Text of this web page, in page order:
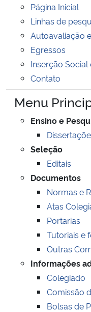
Ministério da Educação
Ministério da Cidadania
Ministério da Saúde
Ministério de Minas e Energia
Ministério da Ciência,
Ministério do Meio Ambiente
Ministério do Turismo
Ministério da Mulher, da
Secretaria-Geral
Página Inicial
Linhas de
Autoavaliação
Egressos
Inserção
Contato
Menu
Ensino e
Seleção
Editais
Documentos
Normas e
Atas
Portarias
Tutoriais e
Outras
Informações
Colegiado
Comissão
Bolsas de